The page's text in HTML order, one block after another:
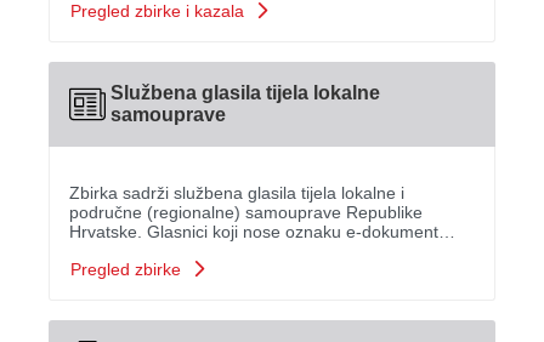
snagu/prestanka važenja, objavljenih u elekt...
Pregled zbirke i kazala
Službena glasila tijela lokalne
samouprave
Zbirka sadrži službena glasila tijela lokalne i
područne (regionalne) samouprave Republike
Hrvatske. Glasnici koji nose oznaku e-dokument
tisak dostupni su za pregledavanje u prostoru Ureda
Pregled zbirke